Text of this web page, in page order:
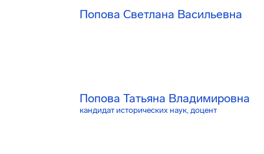
Попова Светлана Васильевна
Попова Татьяна Владимировна
кандидат исторических наук, доцент